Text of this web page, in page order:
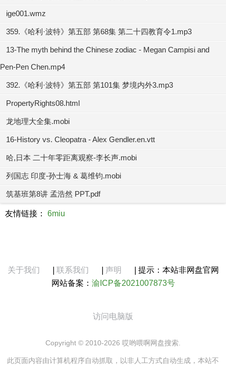
ige001.wmz
359.《哈利·波特》第五部 第68集 第二十四教育令1.mp3
13-The myth behind the Chinese zodiac - Megan Campisi and
Pen-Pen Chen.mp4
392.《哈利·波特》第五部 第101集 梦境内外3.mp3
PropertyRights08.html
龙地理大全集.mobi
16-History vs. Cleopatra - Alex Gendler.en.vtt
哈,日本 二十年零距离观察-李长声.mobi
列国志 印度-孙士海 & 葛维钧.mobi
筑基班第8讲 孟浩然 PPT.pdf
友情链接： 6miu
关于我们 联系我们 声明
提示：本站非网盘官网
网站备案： 渝ICP备2021007873号
访问电脑版
Copyright © 2010-2026 哎哟喂啊网盘搜索.
此页面内容由计算机程序自动抓取，以非人工方式自动生成，本站不